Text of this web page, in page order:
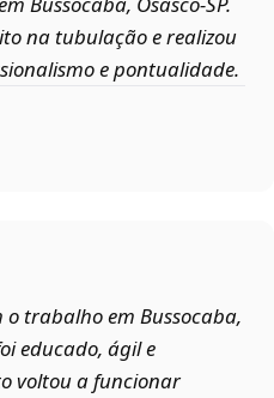
na tubulação e realizou
e pontualidade.
trabalho em Bussocaba,
educado, ágil e
voltou a funcionar